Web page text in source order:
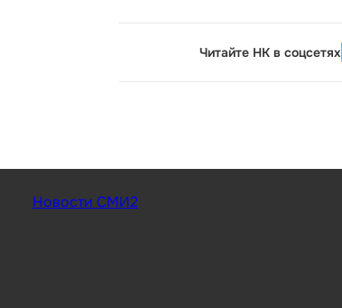
Читайте НК в соцсетях
Новости СМИ2